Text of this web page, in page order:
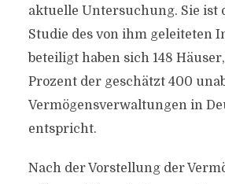
aktuelle Untersuchung. Sie ist
Studie des von ihm geleiteten
beteiligt haben sich 148
Prozent der geschätzt 400
Vermögensverwaltungen in
entspricht.
Nach der Vorstellung der